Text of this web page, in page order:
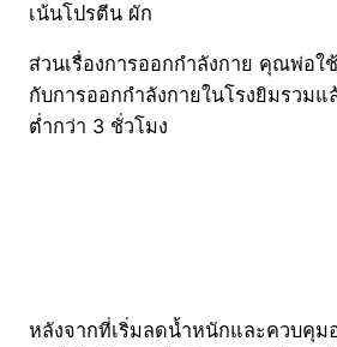
เน้นโปรตีน ผัก
ส่วนเรื่องการออกกำลังกาย คุณพ่อใ
กับการออกกำลังกายในโรงยิมรวม
ต่ำกว่า 3 ชั่วโมง
หลังจากที่เริ่มลดน้ำหนักและควบคุ